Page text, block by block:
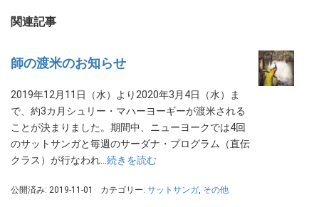
関連記事
師の渡米のお知らせ
2019年12月11日（水）より2020年3月4日（水）ま
で、約3カ月シュリー・マハーヨーギーが渡米される
ことが決まりました。期間中、ニューヨークでは4回
のサットサンガと毎週のサーダナ・プログラム（直伝
クラス）が行なわれ… 続きを読む
公開済み: 2019-11-01 カテゴリー: サットサンガ, その他